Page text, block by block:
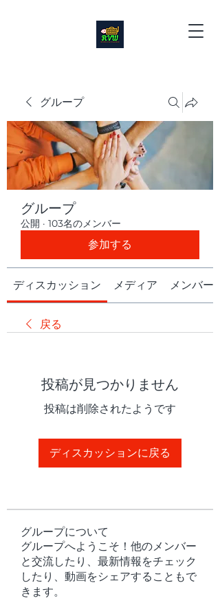
グループ
グループ
公開 · 103名のメンバー
参加する
ディスカッション メディア メンバー
戻る
投稿が見つかりません
投稿は削除されたようです
ディスカッションに戻る
グループについて
グループへようこそ！他のメンバー
と交流したり、最新情報をチェック
したり、動画をシェアすることもで
きます。